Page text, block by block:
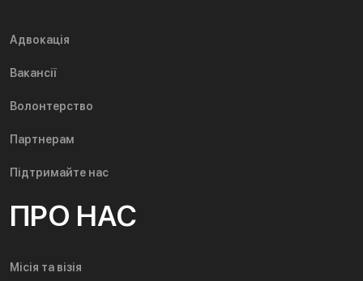
Адвокація
Вакансії
Волонтерство
Партнерам
Підтримайте нас
ПРО НАС
Місія та візія